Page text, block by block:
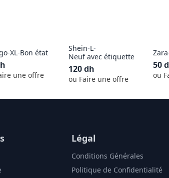
-XL-Bon état
une offre
Shein-L-
Neuf avec étiquette
120dh
ou Faire une offre
Zara
50
ou
Légal
Conditions Générales
Politique de Confidentialité